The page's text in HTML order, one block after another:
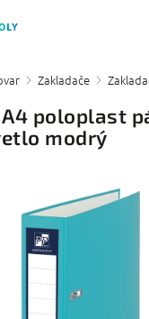
/ Zakladače /
poloplast
modrý